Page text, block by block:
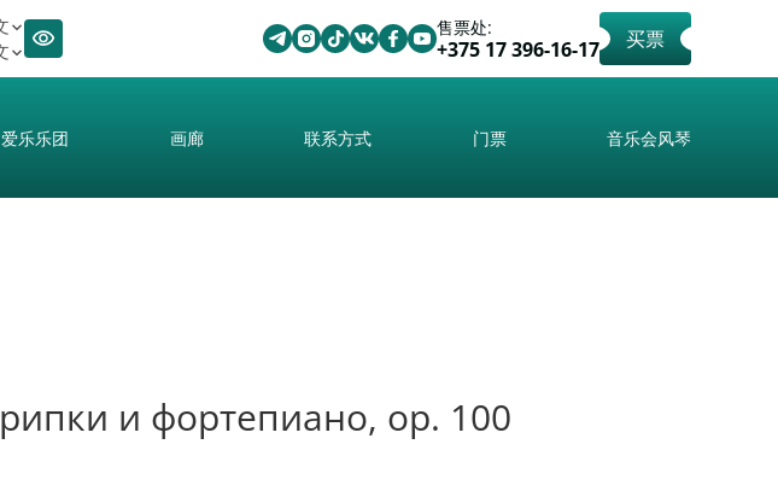
售票处:
+375 17 396-16-17 买票
爱乐乐团 画廊 联系方式 门票 音乐会风琴
и фортепиано, ор. 100